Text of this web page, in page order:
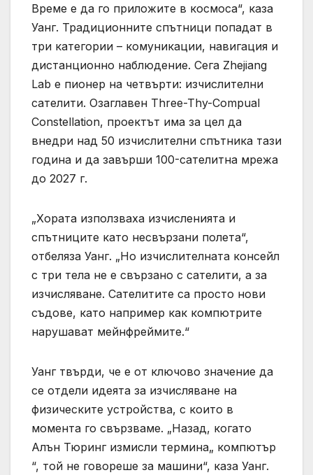
Време е да го приложите в космоса“, каза
Уанг. Традиционните спътници попадат в
три категории – комуникации, навигация и
дистанционно наблюдение. Сега Zhejiang
Lab е пионер на четвърти: изчислителни
сателити. Озаглавен Three-Thy-Compual
Constellation, проектът има за цел да
внедри над 50 изчислителни спътника тази
година и да завърши 100-сателитна мрежа
до 2027 г.
„Хората използваха изчисленията и
спътниците като несвързани полета“,
отбеляза Уанг. „Но изчислителната консейл
с три тела не е свързано с сателити, а за
изчисляване. Сателитите са просто нови
съдове, като например как компютрите
нарушават мейнфреймите.“
Уанг твърди, че е от ключово значение да
се отдели идеята за изчисляване на
физическите устройства, с които в
момента го свързваме. „Назад, когато
Алън Тюринг измисли термина„ компютър
“, той не говореше за машини“, каза Уанг.